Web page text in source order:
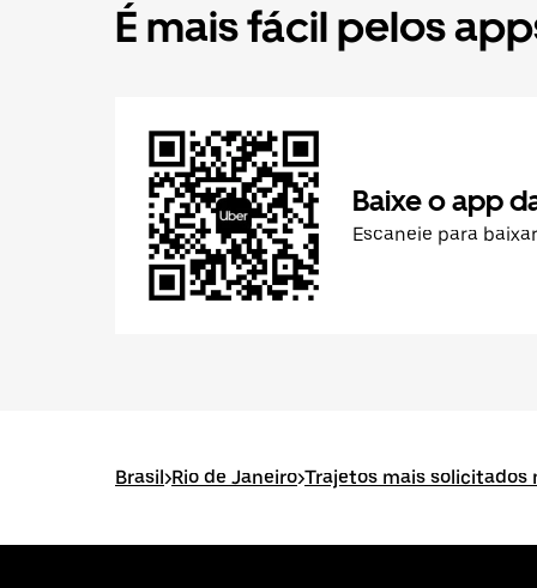
É mais fácil pelos
Baixe o app
Escaneie para baixar
Brasil>Rio de Janeiro>Trajetos mais solicitados